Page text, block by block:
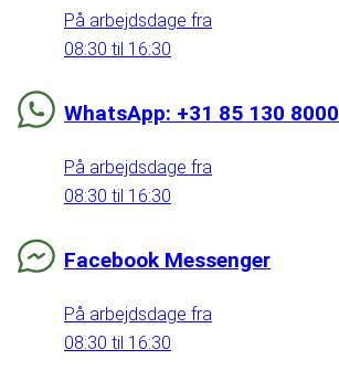
På arbejdsdage fra
08:30 til 16:30
WhatsApp: +31 85 130 8000
På arbejdsdage fra
08:30 til 16:30
Facebook Messenger
På arbejdsdage fra
08:30 til 16:30